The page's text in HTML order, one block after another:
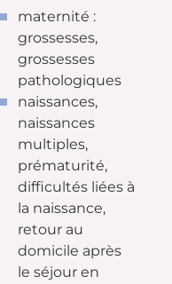
maternité :
grossesses,
grossesses
pathologiques
naissances,
naissances
multiples,
prématurité,
difficultés liées à
la naissance,
retour au
domicile après
le séjour en